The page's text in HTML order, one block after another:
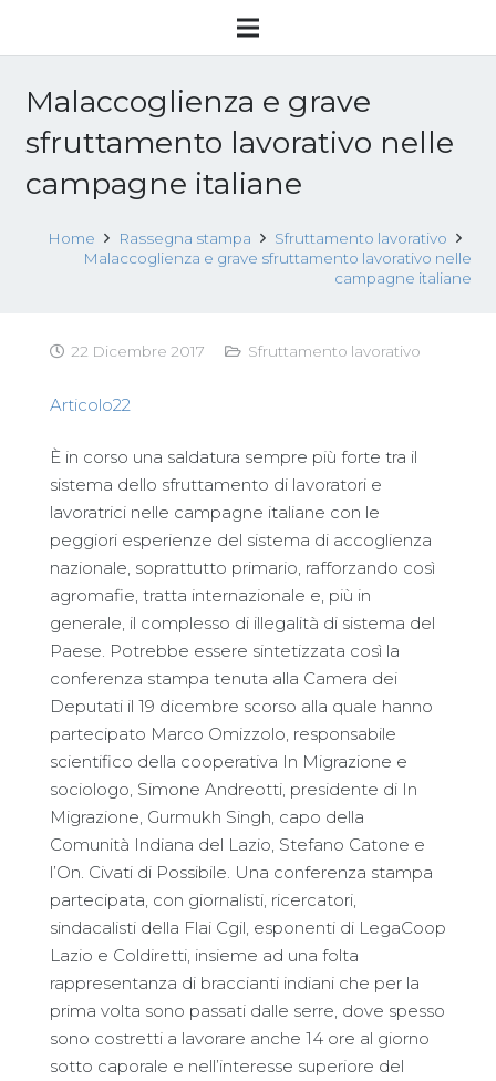
Malaccoglienza e grave
sfruttamento lavorativo nelle
campagne italiane
Home Rassegna stampa
Sfruttamento lavorativo
Malaccoglienza e grave sfruttamento lavorativo nelle
campagne italiane
22 Dicembre 2017 Sfruttamento lavorativo
Articolo22
È in corso una saldatura sempre più forte tra il
sistema dello sfruttamento di lavoratori e
lavoratrici nelle campagne italiane con le
peggiori esperienze del sistema di accoglienza
nazionale, soprattutto primario, rafforzando così
agromafie, tratta internazionale e, più in
generale, il complesso di illegalità di sistema del
Paese. Potrebbe essere sintetizzata così la
conferenza stampa tenuta alla Camera dei
Deputati il 19 dicembre scorso alla quale hanno
partecipato Marco Omizzolo, responsabile
scientifico della cooperativa In Migrazione e
sociologo, Simone Andreotti, presidente di In
Migrazione, Gurmukh Singh, capo della
Comunità Indiana del Lazio, Stefano Catone e
l’On. Civati di Possibile. Una conferenza stampa
partecipata, con giornalisti, ricercatori,
sindacalisti della Flai Cgil, esponenti di LegaCoop
Lazio e Coldiretti, insieme ad una folta
rappresentanza di braccianti indiani che per la
prima volta sono passati dalle serre, dove spesso
sono costretti a lavorare anche 14 ore al giorno
sotto caporale e nell’interesse superiore del